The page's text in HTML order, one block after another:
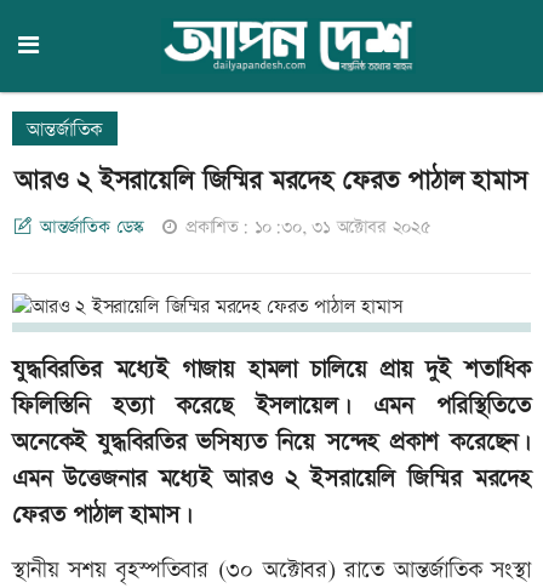
আন্তর্জাতিক
আরও ২ ইসরায়েলি জিম্মির মরদেহ ফেরত পাঠাল হামাস
আন্তর্জাতিক ডেস্ক প্রকাশিত: ১০:৩০, ৩১ অক্টোবর ২০২৫
যুদ্ধবিরতির মধ্যেই গাজায় হামলা চালিয়ে প্রায় দুই শতাধিক
ফিলিস্তিনি হত্যা করেছে ইসলায়েল। এমন পরিস্থিতিতে
অনেকেই যুদ্ধবিরতির ভসিষ্যত নিয়ে সন্দেহ প্রকাশ করেছেন।
এমন উত্তেজনার মধ্যেই আরও ২ ইসরায়েলি জিম্মির মরদেহ
ফেরত পাঠাল হামাস।
স্থানীয় সশয় বৃহস্পতিবার (৩০ অক্টোবর) রাতে আন্তর্জাতিক সংস্থা